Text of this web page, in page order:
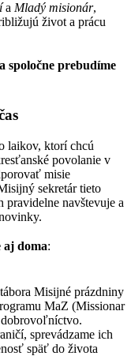
a Mladý misionár,
život a prácu
spoločne prebudíme
laikov, ktorí chcú
povolanie v
misie
sekretár tieto
pravidelne navštevuje a
doma:
Misijné prázdniny
MaZ (Missionar
dobrovoľníctvo.
sprevádzame ich
späť do života